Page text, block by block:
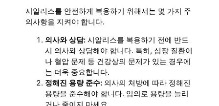
시알리스를 안전하게 복용하기 위해서는 몇 가지 주
의사항을 지켜야 합니다.
의사와 상담: 시알리스를 복용하기 전에 반드
시 의사와 상담해야 합니다. 특히, 심장 질환이
나 혈압 문제 등 건강상의 문제가 있는 경우에
는 더욱 중요합니다.
정해진 용량 준수: 의사의 처방에 따라 정해진
용량을 준수해야 합니다. 임의로 용량을 늘리